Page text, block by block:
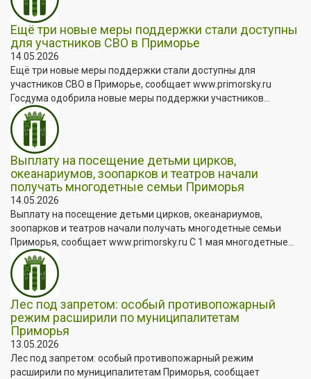
Ещё три новые меры поддержки стали доступны
для участников СВО в Приморье
14.05.2026
Ещё три новые меры поддержки стали доступны для
участников СВО в Приморье, сообщает www.primorsky.ru
Госдума одобрила новые меры поддержки участников...
Выплату на посещение детьми цирков,
океанариумов, зоопарков и театров начали
получать многодетные семьи Приморья
14.05.2026
Выплату на посещение детьми цирков, океанариумов,
зоопарков и театров начали получать многодетные семьи
Приморья, сообщает www.primorsky.ru С 1 мая многодетные...
Лес под запретом: особый противопожарный
режим расширили по муниципалитетам
Приморья
13.05.2026
Лес под запретом: особый противопожарный режим
расширили по муниципалитетам Приморья, сообщает